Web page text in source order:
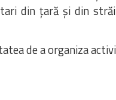
din țară și din
de a organiza